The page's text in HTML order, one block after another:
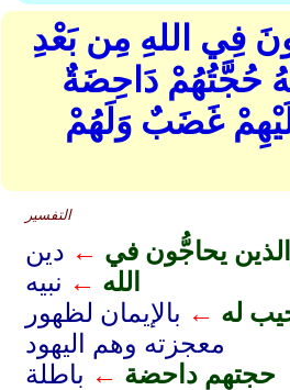
فِي اللهِ مِن بَعْدِ
حُجَّتُهُمْ دَاحِضَةٌ
غَضَبٌ وَلَهُمْ
التفسير
يحاجُّون في ← دين
الله ← نبيه
له ← بالإيمان لظهور
معجزته وهم اليهود
حجتهم داحضة ← باطلة